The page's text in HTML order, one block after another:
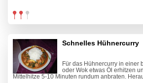
Schnelles Hühnercurry
Für das Hühnercurry in einer
oder Wok etwas Öl erhitzen
Mittelhitze 5-10 Minuten rundum anbraten.